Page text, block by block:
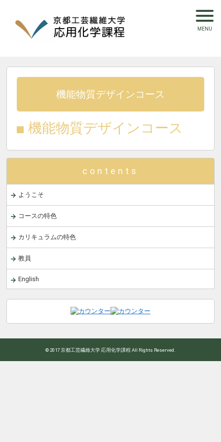
機能物質デザインコース
機能物質デザインコース
contents
ようこそ
コースの特色
カリキュラムの特色
教員
English
© 2017 京都工芸繊維大学 応用化学課程 All Rights Reserved.